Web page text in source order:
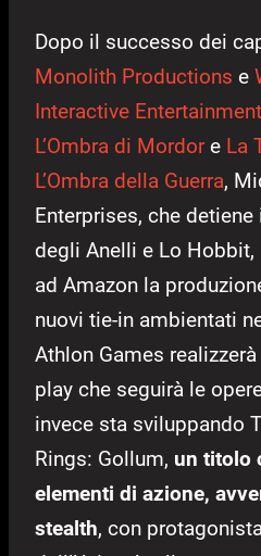
Dopo il successo dei
Monolith Productions e
Interactive Entertainment
L’Ombra di Mordore La
L’Ombra della Guerra,
Enterprises, che
degli Anelli e Lo
ad Amazon la
nuovi tie-in ambientati
Athlon Games realizzerà
play che seguirà le
invece sta sviluppando
Rings: Gollum, un titolo
elementi di azione,
stealth, con